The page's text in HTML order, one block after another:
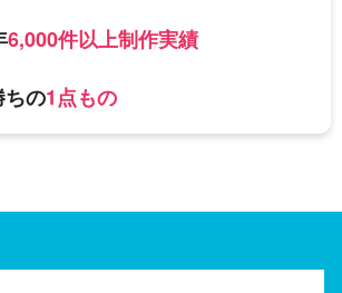
6,000件以上制作実績
の1点もの